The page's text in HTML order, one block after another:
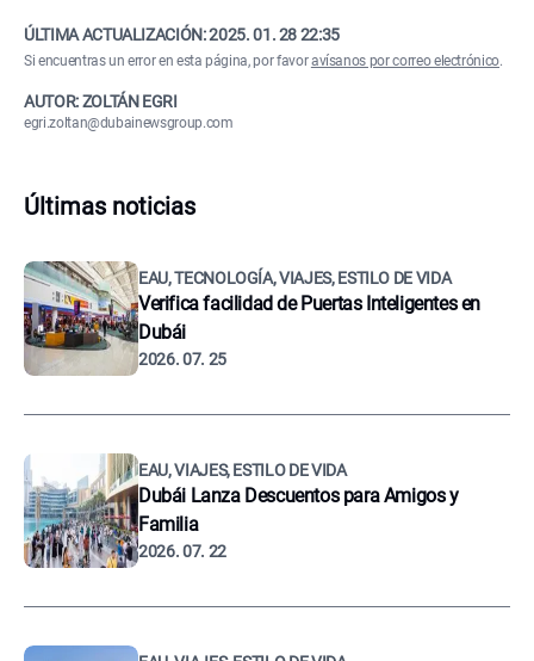
ÚLTIMA ACTUALIZACIÓN:2025. 01. 28 22:35
Si encuentras un error en esta página, por favoravísanos por correo electrónico.
AUTOR: ZOLTÁN EGRI
egri.zoltan@dubainewsgroup.com
Últimas noticias
EAU, TECNOLOGÍA, VIAJES, ESTILO DE VIDA
Verifica facilidad de Puertas Inteligentes en
Dubái
2026. 07. 25
EAU, VIAJES, ESTILO DE VIDA
Dubái Lanza Descuentos para Amigos y
Familia
2026. 07. 22